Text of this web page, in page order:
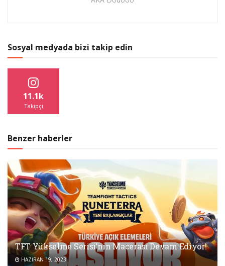
Sosyal medyada bizi takip edin
11.1k
Takipçi
Benzer haberler
TFT Yükselme Serisi’nin Macerası Devam Ediyor!
HAZIRAN 19, 2023